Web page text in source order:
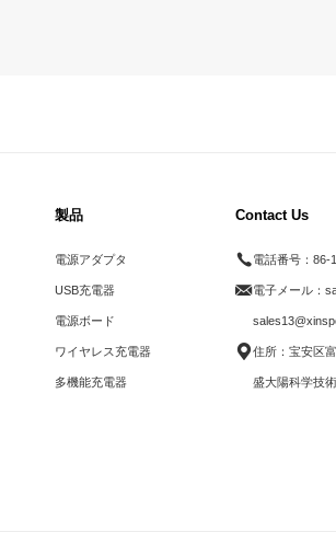
製品
電源アダプタ
USB充電器
電源ボード
ワイヤレス充電器
多機能充電器
Contact Us
電話番号： 86-
電子メール：
住所：宝安区
盛大陽科学技